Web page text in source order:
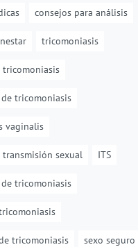
consejos para análisis
tricomoniasis
tricomoniasis
tricomoniasis
vaginalis
transmisión sexual ITS
tricomoniasis
tricomoniasis sexo seguro